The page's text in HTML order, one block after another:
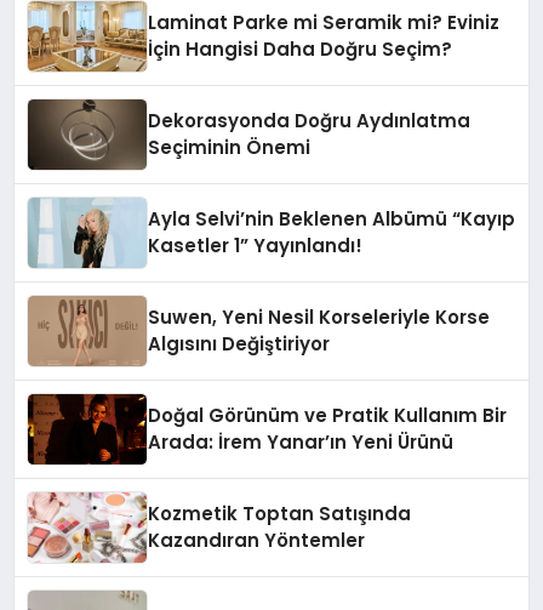
Laminat Parke mi Seramik mi? Eviniz
İçin Hangisi Daha Doğru Seçim?
Dekorasyonda Doğru Aydınlatma
Seçiminin Önemi
Ayla Selvi’nin Beklenen Albümü “Kayıp
Kasetler 1” Yayınlandı!
Suwen, Yeni Nesil Korseleriyle Korse
Algısını Değiştiriyor
Doğal Görünüm ve Pratik Kullanım Bir
Arada: İrem Yanar’ın Yeni Ürünü
Kozmetik Toptan Satışında
Kazandıran Yöntemler